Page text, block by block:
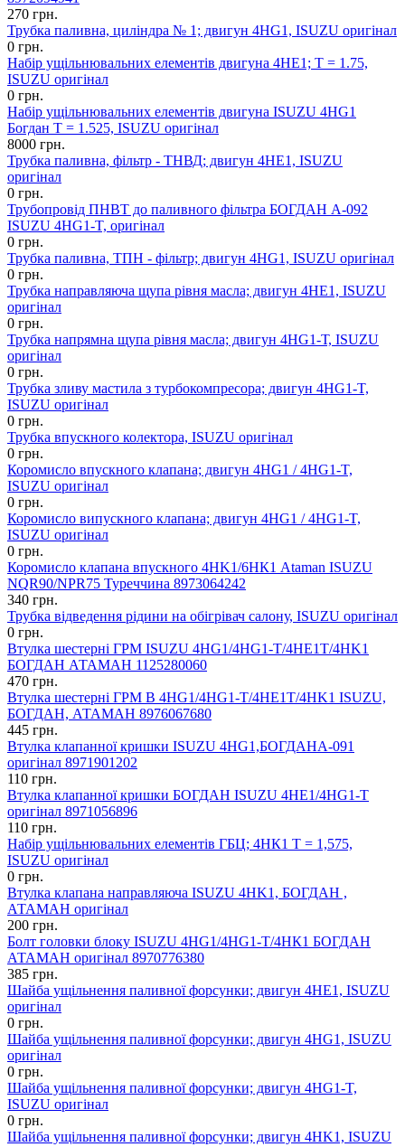
270 грн.
Трубка паливна, циліндра № 1; двигун 4НG1, ISUZU оригінал
0 грн.
Набір ущільнювальних елементів двигуна 4HE1; Т = 1.75,
ISUZU оригінал
0 грн.
Набір ущільнювальних елементів двигуна ISUZU 4HG1
Богдан T = 1.525, ISUZU оригінал
8000 грн.
Трубка паливна, фільтр - ТНВД; двигун 4HЕ1, ISUZU
оригінал
0 грн.
Трубопровід ПНВТ до паливного фільтра БОГДАН А-092
ISUZU 4HG1-T, оригінал
0 грн.
Трубка паливна, ТПН - фільтр; двигун 4HG1, ISUZU оригінал
0 грн.
Трубка направляюча щупа рівня масла; двигун 4HЕ1, ISUZU
оригінал
0 грн.
Трубка напрямна щупа рівня масла; двигун 4HG1-Т, ISUZU
оригінал
0 грн.
Трубка зливу мастила з турбокомпресора; двигун 4НG1-T,
ISUZU оригінал
0 грн.
Трубка впускного колектора, ISUZU оригінал
0 грн.
Коромисло впускного клапана; двигун 4HG1 / 4HG1-T,
ISUZU оригінал
0 грн.
Коромисло випускного клапана; двигун 4HG1 / 4HG1-T,
ISUZU оригінал
0 грн.
Коромисло клапана впускного 4HK1/6НК1 Ataman ISUZU
NQR90/NPR75 Туреччина 8973064242
340 грн.
Трубка відведення рідини на обігрівач салону, ISUZU оригінал
0 грн.
Втулка шестерні ГРМ ISUZU 4HG1/4HG1-T/4HE1T/4HK1
БОГДАН АТАМАН 1125280060
470 грн.
Втулка шестерні ГРМ В 4HG1/4HG1-T/4HE1T/4HK1 ISUZU,
БОГДАН, АТАМАН 8976067680
445 грн.
Втулка клапанної кришки ISUZU 4HG1,БОГДАНА-091
оригінал 8971901202
110 грн.
Втулка клапанної кришки БОГДАН ISUZU 4НЕ1/4HG1-T
оригінал 8971056896
110 грн.
Набір ущільнювальних елементів ГБЦ; 4НК1 Т = 1,575,
ISUZU оригінал
0 грн.
Втулка клапана направляюча ISUZU 4HK1, БОГДАН ,
АТАМАН оригінал
200 грн.
Болт головки блоку ISUZU 4HG1/4HG1-T/4НК1 БОГДАН
АТАМАН оригінал 8970776380
385 грн.
Шайба ущільнення паливної форсунки; двигун 4HE1, ISUZU
оригінал
0 грн.
Шайба ущільнення паливної форсунки; двигун 4HG1, ISUZU
оригінал
0 грн.
Шайба ущільнення паливної форсунки; двигун 4HG1-T,
ISUZU оригінал
0 грн.
Шайба ущільнення паливної форсунки; двигун 4HK1, ISUZU